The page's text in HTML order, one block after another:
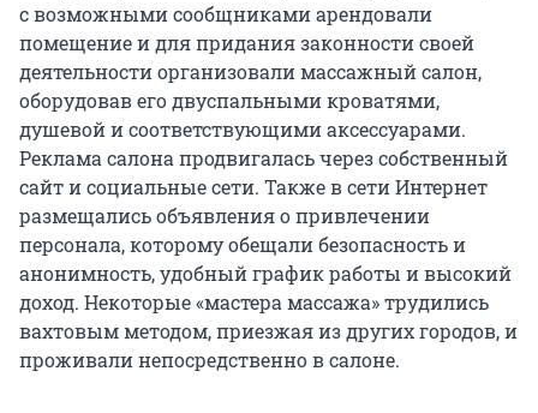
с возможными сообщниками арендовали
помещение и для придания законности своей
деятельности организовали массажный салон,
оборудовав его двуспальными кроватями,
душевой и соответствующими аксессуарами.
Реклама салона продвигалась через собственный
сайт и социальные сети. Также в сети Интернет
размещались объявления о привлечении
персонала, которому обещали безопасность и
анонимность, удобный график работы и высокий
доход. Некоторые «мастера массажа» трудились
вахтовым методом, приезжая из других городов, и
проживали непосредственно в салоне.